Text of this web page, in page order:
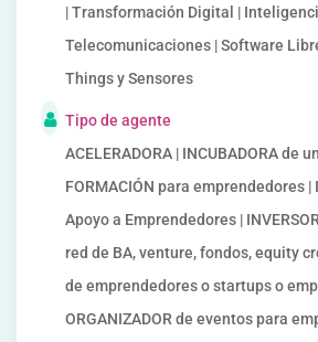
| Transformación Digital |
Telecomunicaciones | Software
Things y Sensores
Tipo de agente
ACELERADORA | INCUBADORA de
FORMACIÓN para emprendedores
Apoyo a Emprendedores |
red de BA, venture, fondos, equity
de emprendedores o startups o
ORGANIZADOR de eventos para